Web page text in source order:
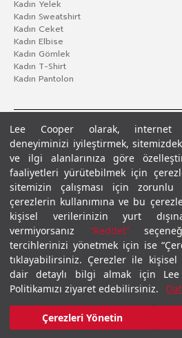
Lee Cooper olarak, internet
deneyiminizi iyileştirmek,
ve ilgi alanlarınıza göre
faaliyetleri yürütebilmek için
sitemizin çalışması için zorunlu
çerezlerin kullanımına ve bu
kişisel verilerinizin yurt
vermiyorsanız “Reddet”
tercihlerinizi yönetmek için ise
tıklayabilirsiniz. Çerezler ile
dair detaylı bilgi almak için Lee
Politikamızı ziyaret edebilirsiniz.
Çerezleri Yönetin
Kadın Yelek
Kadın Sweatshirt
Kadın Ceket
Kadın Elbise
Kadın Gömlek
Kadın T-Shirt
Kadın Pantolon
Gizlilik PolitikasıÇerez Politikası KVKK
© 2026 Leecooper - Tüm